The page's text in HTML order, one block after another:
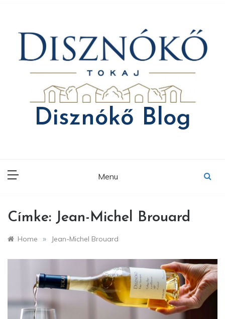
Disznókő Blog
Menu
Címke: Jean-Michel Brouard
Home » Jean-Michel Brouard